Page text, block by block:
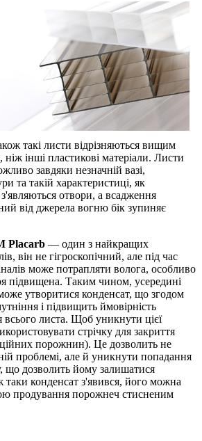
такі листи відрізняються вищим
ніж інші пластикові матеріали. Листи
завдяки незначній вазі,
та такій характеристиці, як
отвори, а всадження
від джерела вогню бік зупиняє
Placarb — один з найкращих
він не гігроскопічний, але під час
може потрапляти волога, особливо
підвищена. Таким чином, усередині
утворитися конденсат, що згодом
і підвищить ймовірність
всього листа. Щоб уникнути цієї
стрічку для закриття
порожнин). Це дозволить не
проблемі, але й уникнути попадання
що дозволить йому залишатися
конденсат з'явився, його можна
продування порожнеч стисненим